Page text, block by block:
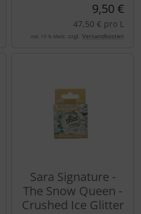
9,50 €
47,50 € pro L
inkl. 19 % MwSt. zzgl. Versandkosten
Sara Signature -
The Snow Queen -
Crushed Ice Glitter